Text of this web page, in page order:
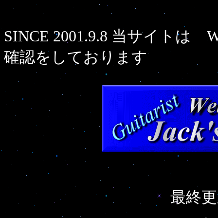
SINCE 2001.9.8 当サイトは
確認をしております
最終